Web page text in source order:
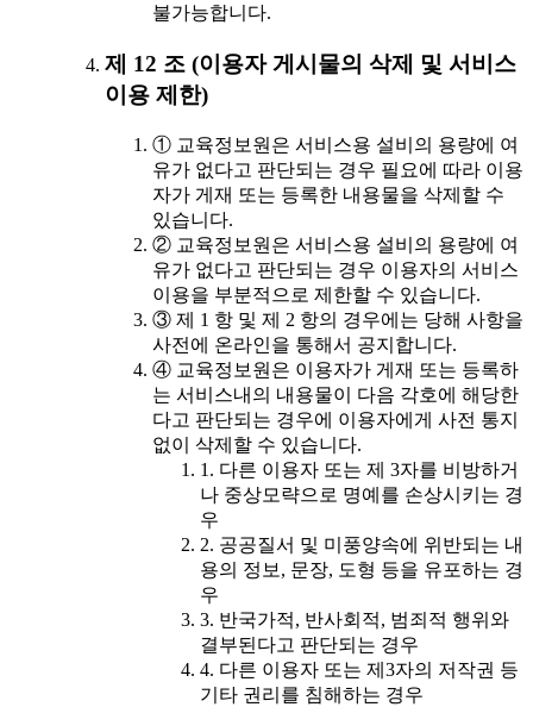
불가능합니다.
제 12 조 (이용자 게시물의 삭제 및 서비스
이용 제한)
① 교육정보원은 서비스용 설비의 용량에 여
유가 없다고 판단되는 경우 필요에 따라 이용
자가 게재 또는 등록한 내용물을 삭제할 수
있습니다.
② 교육정보원은 서비스용 설비의 용량에 여
유가 없다고 판단되는 경우 이용자의 서비스
이용을 부분적으로 제한할 수 있습니다.
③ 제 1 항 및 제 2 항의 경우에는 당해 사항을
사전에 온라인을 통해서 공지합니다.
④ 교육정보원은 이용자가 게재 또는 등록하
는 서비스내의 내용물이 다음 각호에 해당한
다고 판단되는 경우에 이용자에게 사전 통지
없이 삭제할 수 있습니다.
1. 다른 이용자 또는 제 3자를 비방하거
나 중상모략으로 명예를 손상시키는 경
우
2. 공공질서 및 미풍양속에 위반되는 내
용의 정보, 문장, 도형 등을 유포하는 경
우
3. 반국가적, 반사회적, 범죄적 행위와
결부된다고 판단되는 경우
4. 다른 이용자 또는 제3자의 저작권 등
기타 권리를 침해하는 경우